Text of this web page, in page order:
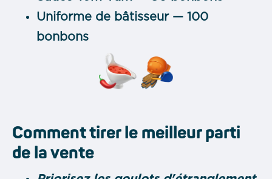
Uniforme de bâtisseur — 100
bonbons
Comment tirer le meilleur parti
de la vente